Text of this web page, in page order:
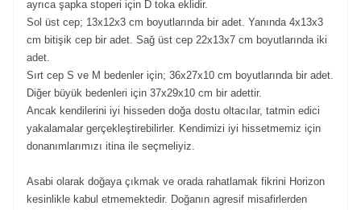
ayrıca şapka stoperi için D toka eklidir.
Sol üst cep; 13x12x3 cm boyutlarında bir adet. Yanında 4x13x3
cm bitişik cep bir adet. Sağ üst cep 22x13x7 cm boyutlarında iki
adet.
Sırt cep S ve M bedenler için; 36x27x10 cm boyutlarında bir adet.
Diğer büyük bedenleri için 37x29x10 cm bir adettir.
Ancak kendilerini iyi hisseden doğa dostu oltacılar, tatmin edici
yakalamalar gerçekleştirebilirler. Kendimizi iyi hissetmemiz için
donanımlarımızı itina ile seçmeliyiz.
Asabi olarak doğaya çıkmak ve orada rahatlamak fikrini Horizon
kesinlikle kabul etmemektedir. Doğanın agresif misafirlerden